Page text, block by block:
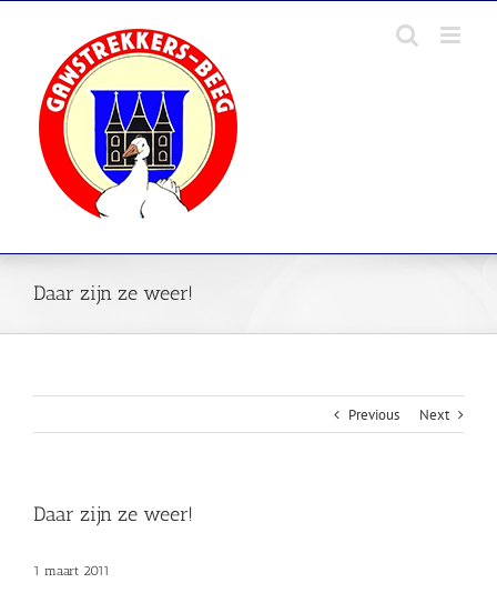
Daar zijn ze weer!
Previous Next
Daar zijn ze weer!
1 maart 2011